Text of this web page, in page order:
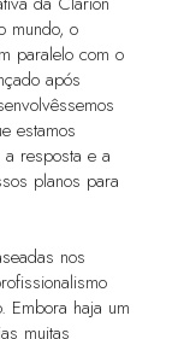
mundo, o
paralelo com o
após
estamos
resposta e a
planos para
nos
Embora haja um
muitas